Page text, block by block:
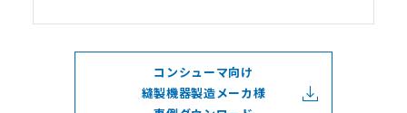
コンシューマ向け
縫製機器製造メーカ様